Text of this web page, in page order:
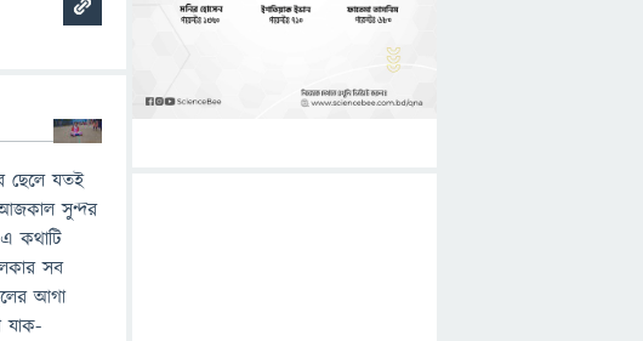
ছেলে যতই
সুন্দর
কথাটি
সব
আগা
যাক-